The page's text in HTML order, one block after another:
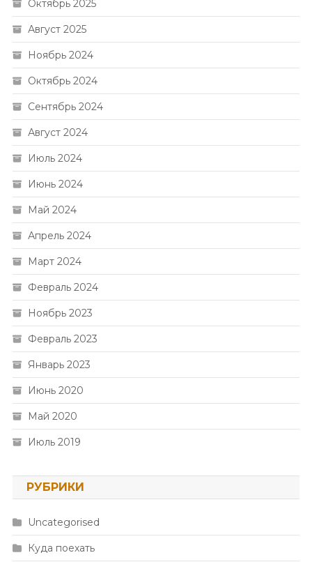
Октябрь 2025
Август 2025
Ноябрь 2024
Октябрь 2024
Сентябрь 2024
Август 2024
Июль 2024
Июнь 2024
Май 2024
Апрель 2024
Март 2024
Февраль 2024
Ноябрь 2023
Февраль 2023
Январь 2023
Июнь 2020
Май 2020
Июль 2019
РУБРИКИ
Uncategorised
Куда поехать